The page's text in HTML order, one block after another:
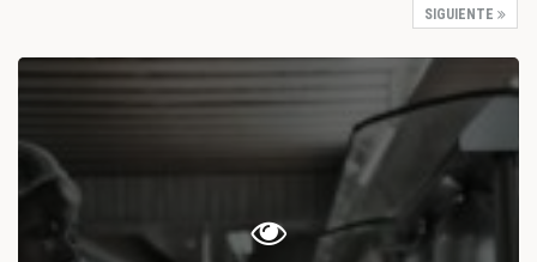
SIGUIENTE